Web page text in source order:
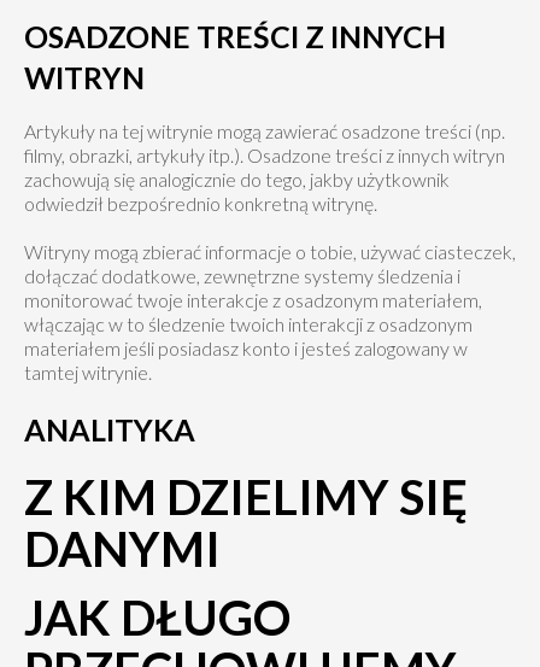
OSADZONE TREŚCI Z INNYCH
WITRYN
Artykuły na tej witrynie mogą zawierać osadzone treści (np.
filmy, obrazki, artykuły itp.). Osadzone treści z innych witryn
zachowują się analogicznie do tego, jakby użytkownik
odwiedził bezpośrednio konkretną witrynę.
Witryny mogą zbierać informacje o tobie, używać ciasteczek,
dołączać dodatkowe, zewnętrzne systemy śledzenia i
monitorować twoje interakcje z osadzonym materiałem,
włączając w to śledzenie twoich interakcji z osadzonym
materiałem jeśli posiadasz konto i jesteś zalogowany w
tamtej witrynie.
ANALITYKA
Z KIM DZIELIMY SIĘ
DANYMI
JAK DŁUGO